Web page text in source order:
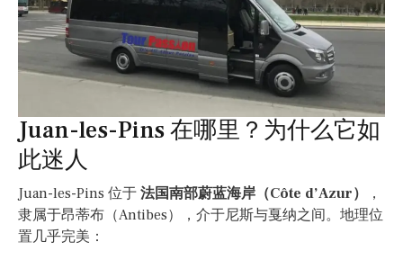
Juan-les-Pins 在哪里？为什么它如
此迷人
Juan-les-Pins 位于 法国南部蔚蓝海岸（Côte d’Azur）
，
隶属于昂蒂布（Antibes），介于尼斯与戛纳之间。地理位
置几乎完美：